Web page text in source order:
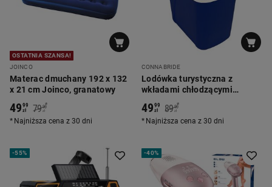
OSTATNIA SZANSA!
JOINCO
Materac dmuchany 192 x 132
x 21 cm Joinco, granatowy
4999
zł 79 90
zł
*
Najniższa cena z 30 dni
CONNABRIDE
Lodówka turystyczna z
wkładami chłodzącymi
ConnaBride, 24 l, granatowa
4999
zł 89 90
zł
*
Najniższa cena z 30 dni
-55% -40%